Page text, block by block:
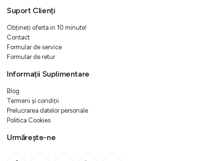
Suport Clienți
Obțineți oferta in 10 minute!
Contact
Formular de service
Formular de retur
Informații Suplimentare
Blog
Termeni și condiții
Prelucrarea datelor personale
Politica Cookies
Urmărește-ne